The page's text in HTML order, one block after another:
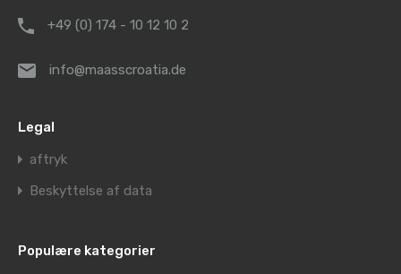
+49 (0) 174 - 10 12 10 2
info@maasscroatia.de
Legal
aftryk
Beskyttelse af data
Populære kategorier